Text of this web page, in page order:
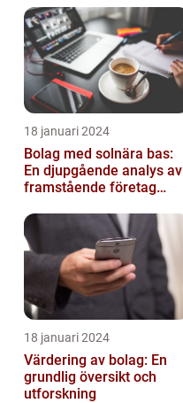
18 januari 2024
Bolag med solnära bas:
En djupgående analys av
framstående företag
18 januari 2024
Värdering av bolag: En
grundlig översikt och
utforskning